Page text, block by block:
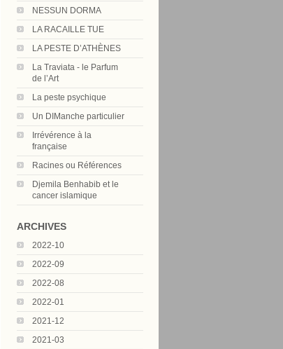
NESSUN DORMA
LA RACAILLE TUE
LA PESTE D’ATHÈNES
La Traviata - le Parfum
de l’Art
La peste psychique
Un DIManche particulier
Irrévérence à la
française
Racines ou Références
Djemila Benhabib et le
cancer islamique
ARCHIVES
2022-10
2022-09
2022-08
2022-01
2021-12
2021-03